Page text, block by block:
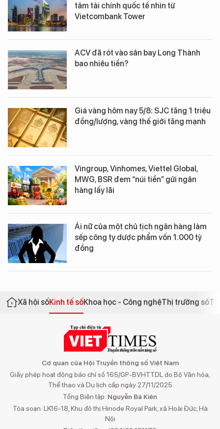
tâm tài chính quốc tế nhìn từ
Vietcombank Tower
ACV đã rót vào sân bay Long Thành
bao nhiêu tiền?
Giá vàng hôm nay 5/8: SJC tăng 1 triệu
đồng/lượng, vàng thế giới tăng mạnh
Vingroup, Vinhomes, Viettel Global,
MWG, BSR đem “núi tiền” gửi ngân
hàng lấy lãi
Ái nữ của một chủ tịch ngân hàng làm
sếp công ty dược phẩm vốn 1.000 tỷ
đồng
Xã hội sốKinh tế sốKhoa học - Công nghệThị trường số
Cơ quan của Hội Truyền thông số Việt Nam
Giấy phép hoạt động báo chí số 165/GP-BVHTTDL do Bộ Văn hóa,
Thể thao và Du lịch cấp ngày 27/11/2025
Tổng Biên tập: Nguyễn Bá Kiên
Tòa soạn: LK16-18, Khu đô thị Hinode Royal Park, xã Hoài Đức, Hà
Nội